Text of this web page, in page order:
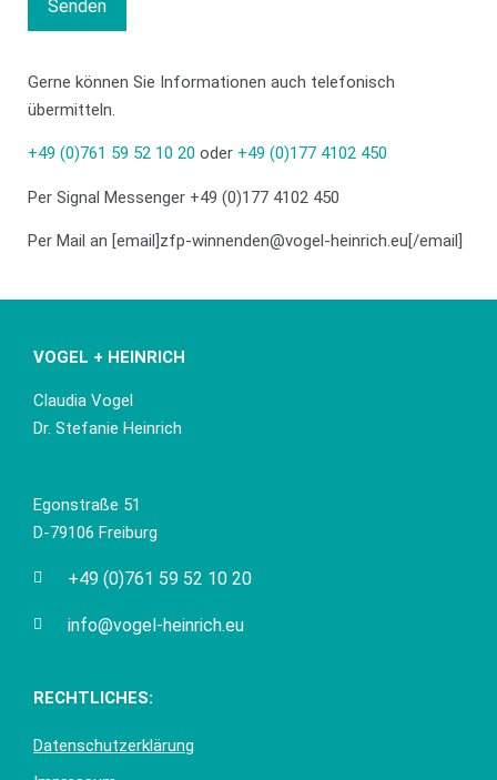
Gerne können Sie Informationen auch telefonisch
übermitteln.
+49 (0)761 59 52 10 20 oder +49 (0)177 4102 450
Per Signal Messenger +49 (0)177 4102 450
Per Mail an [email]zfp-winnenden@vogel-heinrich.eu[/email]
VOGEL + HEINRICH
Claudia Vogel
Dr. Stefanie Heinrich
Egonstraße 51
D-79106 Freiburg
+49 (0)761 59 52 10 20
info@vogel-heinrich.eu
RECHTLICHES:
Datenschutzerklärung